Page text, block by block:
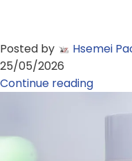
Posted by
Hsemei
25/05/2026
Continue reading